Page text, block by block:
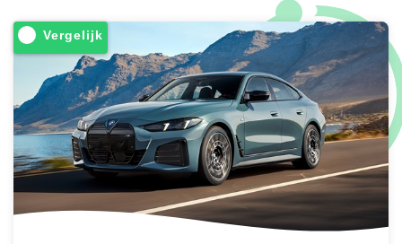
Vergelijk